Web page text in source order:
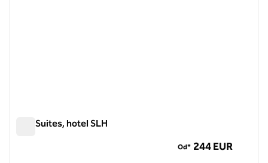
A77 Suites, hotel SLH
Od* 244 EUR